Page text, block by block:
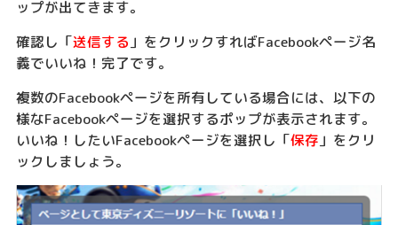
ップが出てきます。
確認し「送信する 」をクリックすればFacebookページ名
義でいいね！完了です。
複数のFacebookページを所有している場合には、以下の
様なFacebookページを選択するポップが表示されます。
いいね！したいFacebookページを選択し「保存 」をクリ
ックしましょう。